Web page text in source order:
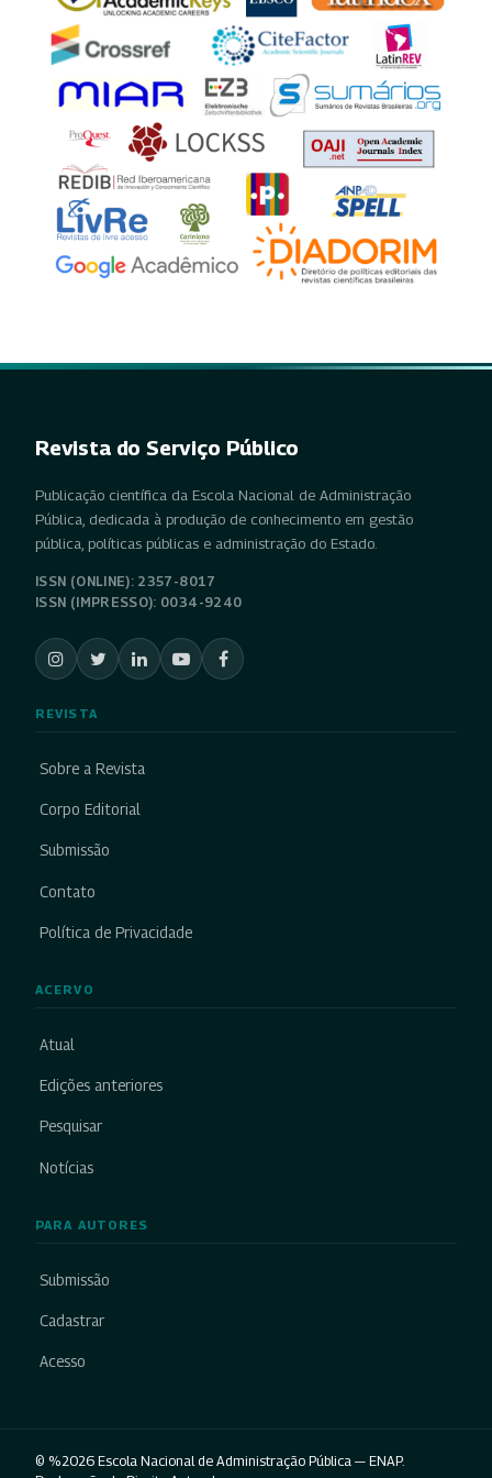
Revista do Serviço Público
Publicação científica da Escola Nacional de Administração
Pública, dedicada à produção de conhecimento em gestão
pública, políticas públicas e administração do Estado.
ISSN (ONLINE): 2357-8017
ISSN (IMPRESSO): 0034-9240
REVISTA
Sobre a Revista
Corpo Editorial
Submissão
Contato
Política de Privacidade
ACERVO
Atual
Edições anteriores
Pesquisar
Notícias
PARA AUTORES
Submissão
Cadastrar
Acesso
© %2026 Escola Nacional de Administração Pública — ENAP.